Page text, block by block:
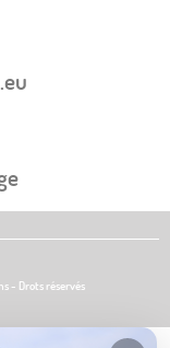
- Drots réservés